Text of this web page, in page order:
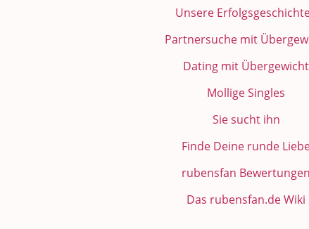
Unsere
Partnersuche mit
Dating mit Übergewicht
Mollige Singles
Sie sucht ihn
Finde Deine runde
rubensfan Bewertungen
Das rubensfan.de Wiki